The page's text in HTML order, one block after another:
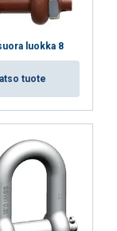
luokka 8
tuote